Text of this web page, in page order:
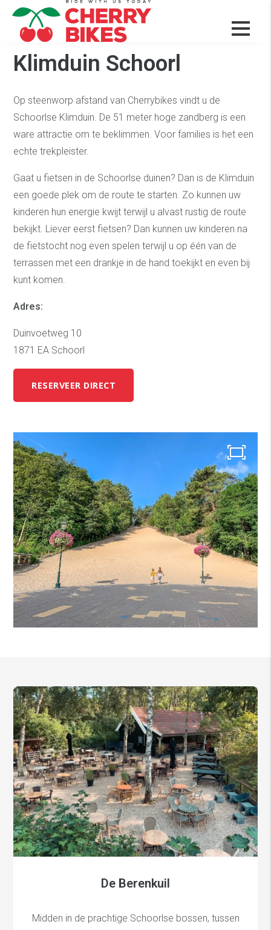
Omgeving
Klimduin Schoorl
Op steenworp afstand van Cherrybikes vindt u de
Schoorlse Klimduin. De 51 meter hoge zandberg is een
ware attractie om te beklimmen. Voor families is het een
echte trekpleister.
Gaat u fietsen in de Schoorlse duinen? Dan is de Klimduin
een goede plek om de route te starten. Zo kunnen uw
kinderen hun energie kwijt terwijl u alvast rustig de route
bekijkt. Liever eerst fietsen? Dan kunnen uw kinderen na
de fietstocht nog even spelen terwijl u op één van de
terrassen met een drankje in de hand toekijkt en even bij
kunt komen.
Adres:
Duinvoetweg 10
1871 EA Schoorl
RESERVEER DIRECT
De Berenkuil
Midden in de prachtige Schoorlse bossen, tussen